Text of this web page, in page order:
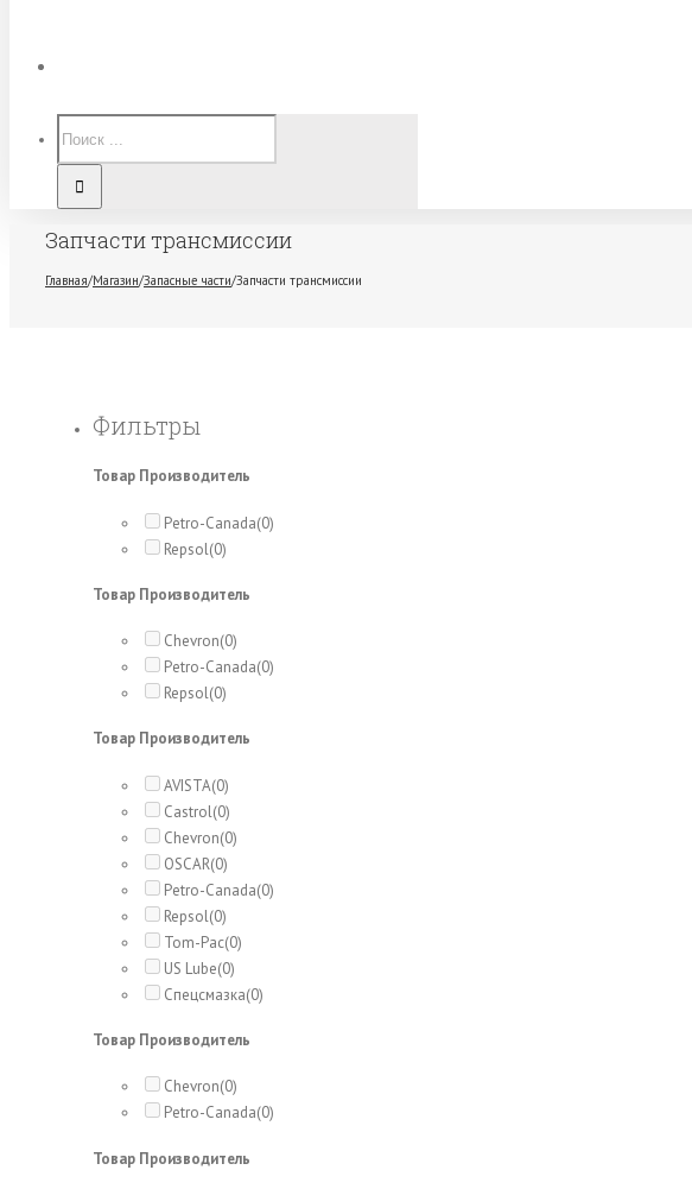
Запчасти трансмиссии
Главная/Магазин/Запасные части/Запчасти трансмиссии
Фильтры
Товар Производитель
Petro-Canada(0)
Repsol(0)
Товар Производитель
Chevron(0)
Petro-Canada(0)
Repsol(0)
Товар Производитель
AVISTA(0)
Castrol(0)
Chevron(0)
OSCAR(0)
Petro-Canada(0)
Repsol(0)
Tom-Pac(0)
US Lube(0)
Спецсмазка(0)
Товар Производитель
Chevron(0)
Petro-Canada(0)
Товар Производитель